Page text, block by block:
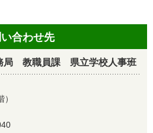
合わせ先
局 教職員課 県立学校人事班